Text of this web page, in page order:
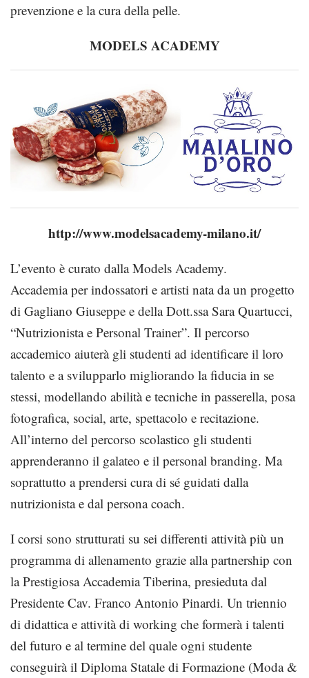
prevenzione e la cura della pelle.
MODELS ACADEMY
http://www.modelsacademy-milano.it/
L’evento è curato dalla Models Academy.
Accademia per indossatori e artisti nata da un progetto
di Gagliano Giuseppe e della Dott.ssa Sara Quartucci,
“Nutrizionista e Personal Trainer”. Il percorso
accademico aiuterà gli studenti ad identificare il loro
talento e a svilupparlo migliorando la fiducia in se
stessi, modellando abilità e tecniche in passerella, posa
fotografica, social, arte, spettacolo e recitazione.
All’interno del percorso scolastico gli studenti
apprenderanno il galateo e il personal branding. Ma
soprattutto a prendersi cura di sé guidati dalla
nutrizionista e dal persona coach.
I corsi sono strutturati su sei differenti attività più un
programma di allenamento grazie alla partnership con
la Prestigiosa Accademia Tiberina, presieduta dal
Presidente Cav. Franco Antonio Pinardi. Un triennio
di didattica e attività di working che formerà i talenti
del futuro e al termine del quale ogni studente
conseguirà il Diploma Statale di Formazione (Moda &